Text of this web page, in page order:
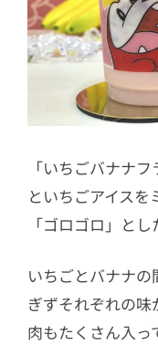
「いちごバナナ
といちごアイスを
「ゴロゴロ」と
いちごとバナナ
ぎずそれぞれの
肉もたくさん入っ